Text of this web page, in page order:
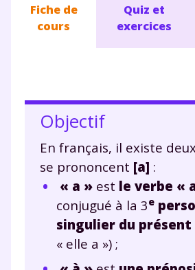
Fiche de
cours
Quiz et
exercices
Objectif
En français, il existe
se prononcent [a] :
« a » est le verbe «
conjugué à la 3e
singulier du présent
« elle a ») ;